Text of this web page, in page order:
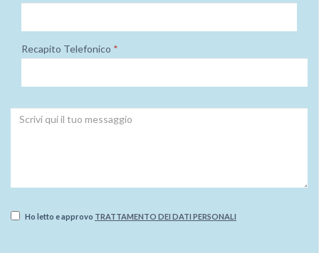
Recapito Telefonico *
Ho letto e approvo TRATTAMENTO DEI DATI PERSONALI